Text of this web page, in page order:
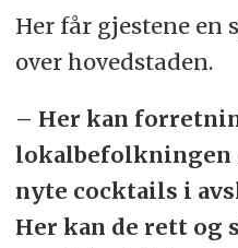
Her får gjestene
over hovedstaden.
– Her kan
lokalbefolkningen
nyte cocktails i
Her kan de rett og